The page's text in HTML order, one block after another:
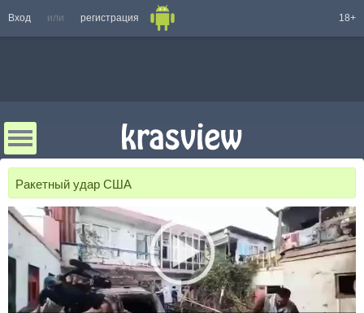
Вход или регистрация 18+
Ракетный удар США